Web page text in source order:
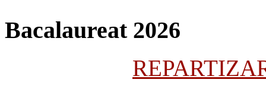
Bacalaureat 2026